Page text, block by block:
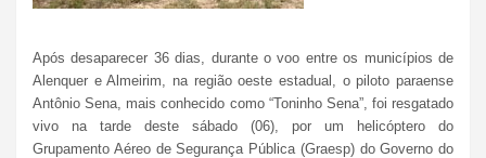
Após desaparecer 36 dias, durante o voo entre os municípios de
Alenquer e Almeirim, na região oeste estadual, o piloto paraense
Antônio Sena, mais conhecido como “Toninho Sena”, foi resgatado
vivo na tarde deste sábado (06), por um helicóptero do
Grupamento Aéreo de Segurança Pública (Graesp) do Governo do